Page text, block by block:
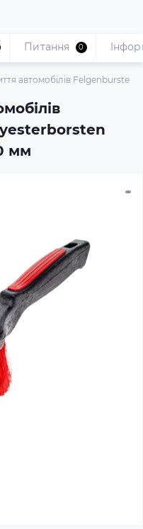
автомобілів Felgenburste
мм
Питання 0